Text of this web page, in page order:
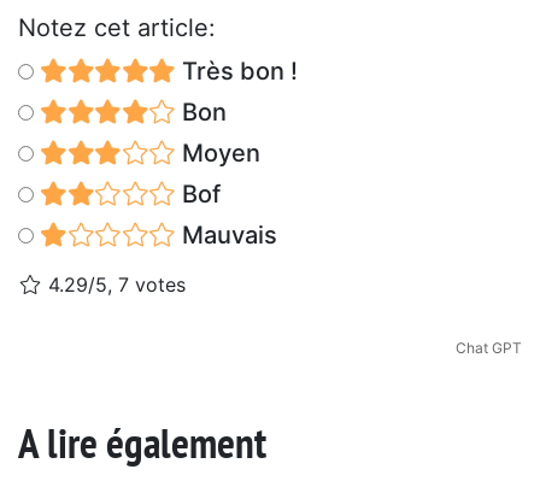
Notez cet article:
Très bon !
Bon
Moyen
Bof
Mauvais
4.29/5, 7 votes
Chat GPT
A lire également